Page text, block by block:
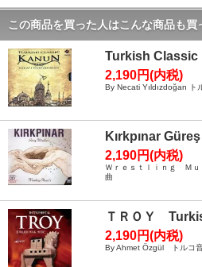
この商品を買った人はこんな商品も買
Turkish Classic
2,190円(内税)
By Necati Yıldızdoğan ト
Kırkpınar
2,190円(内税)
Ｗｒｅｓｔｌｉｎｇ Ｍｕ
曲
ＴＲＯＹ
2,190円(内税)
By Ahmet Özgül トルコ